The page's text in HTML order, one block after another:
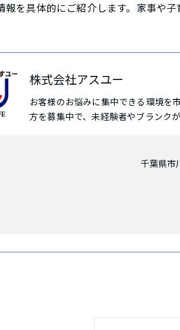
報を具体的にご紹介します。家事や
株式会社アスユー
お客様のお悩みに集中できる環境を
方を募集中で、未経験者やブランク
千葉県市